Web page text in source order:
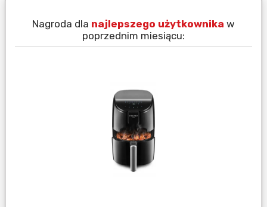
Nagroda dla najlepszego użytkownika w
poprzednim miesiącu: